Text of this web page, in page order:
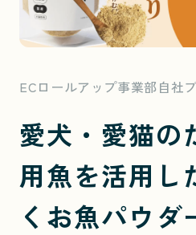
ECロールアップ事業部自社
愛犬・愛猫の
用魚を活用し
くお魚パウダ